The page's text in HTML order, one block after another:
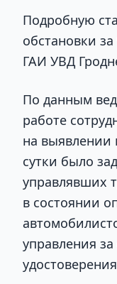
Подробную
обстановки за
ГАИ УВД
По данным
работе
на выявлении
сутки было
управлявших
в состоянии
управления за